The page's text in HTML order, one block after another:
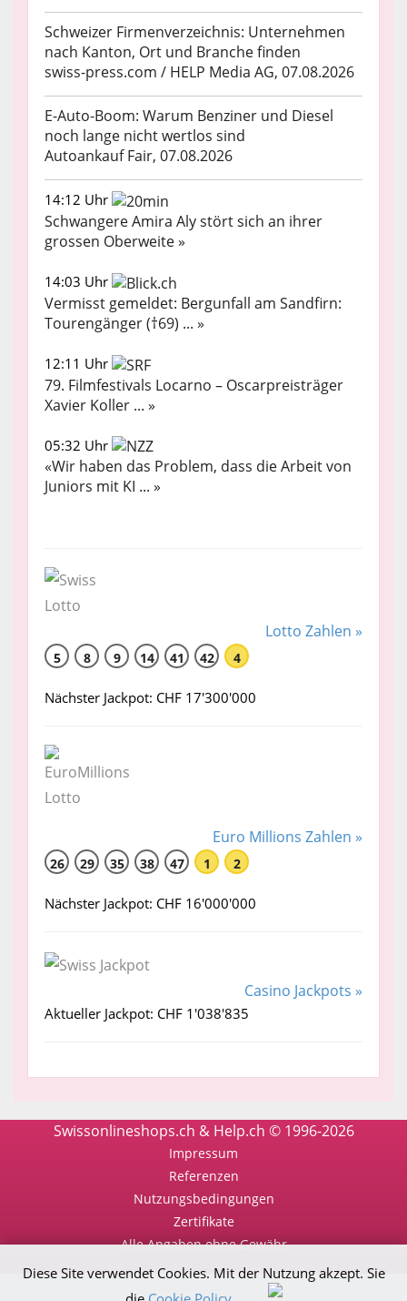
Schweizer Firmenverzeichnis: Unternehmen
nach Kanton, Ort und Branche finden
swiss-press.com / HELP Media AG, 07.08.2026
E-Auto-Boom: Warum Benziner und Diesel
noch lange nicht wertlos sind
Autoankauf Fair, 07.08.2026
14:12 Uhr
Schwangere Amira Aly stört sich an ihrer
grossen Oberweite »
14:03 Uhr
Vermisst gemeldet: Bergunfall am Sandfirn:
Tourengänger (†69) ... »
12:11 Uhr
79. Filmfestivals Locarno – Oscarpreisträger
Xavier Koller ... »
05:32 Uhr
«Wir haben das Problem, dass die Arbeit von
Juniors mit KI ... »
Lotto Zahlen »
5 8 9 14 41 42 4
Nächster Jackpot: CHF 17'300'000
Euro Millions Zahlen »
26 29 35 38 47 1 2
Nächster Jackpot: CHF 16'000'000
Casino Jackpots »
Aktueller Jackpot: CHF 1'038'835
Swissonlineshops.ch & Help.ch © 1996-2026
Impressum
Referenzen
Nutzungsbedingungen
Zertifikate
Alle Angaben ohne Gewähr
Diese Site verwendet Cookies. Mit der Nutzung akzept. Sie